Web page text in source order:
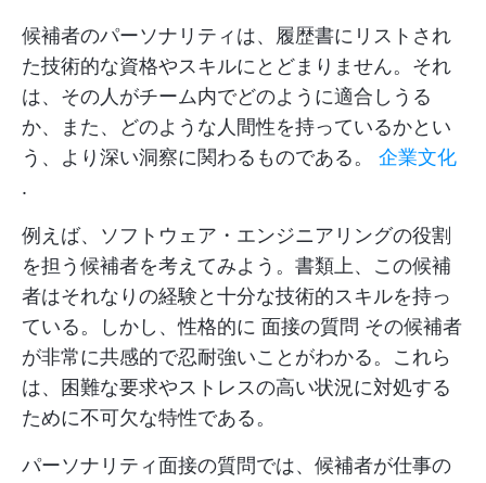
候補者のパーソナリティは、履歴書にリストされ
た技術的な資格やスキルにとどまりません。それ
は、その人がチーム内でどのように適合しうる
か、また、どのような人間性を持っているかとい
う、より深い洞察に関わるものである。 企業文化
.
例えば、ソフトウェア・エンジニアリングの役割
を担う候補者を考えてみよう。書類上、この候補
者はそれなりの経験と十分な技術的スキルを持っ
ている。しかし、性格的に 面接の質問 その候補者
が非常に共感的で忍耐強いことがわかる。これら
は、困難な要求やストレスの高い状況に対処する
ために不可欠な特性である。
パーソナリティ面接の質問では、候補者が仕事の